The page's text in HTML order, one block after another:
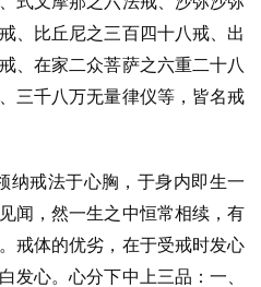
、比丘尼之三百四十八戒、出
、在家二众菩萨之六重二十八
三千八万无量律仪等，皆名戒
纳戒法于心胸，于身内即生一
闻，然一生之中恒常相续，有
戒体的优劣，在于受戒时发心
发心。心分下中上三品：一、